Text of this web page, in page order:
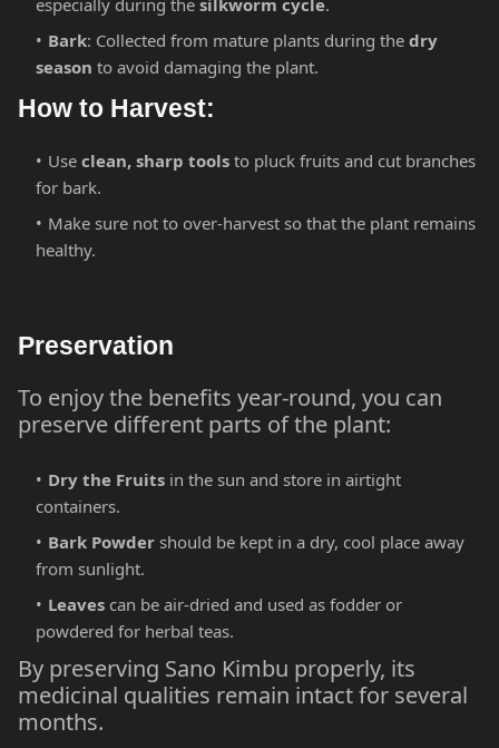
Bark: Collected from mature plants during the dry
season to avoid damaging the plant.
How to Harvest:
Use clean, sharp tools to pluck fruits and cut branches
for bark.
Make sure not to over-harvest so that the plant remains
healthy.
Preservation
To enjoy the benefits year-round, you can
preserve different parts of the plant:
Dry the Fruits in the sun and store in airtight
containers.
Bark Powder should be kept in a dry, cool place away
from sunlight.
Leaves can be air-dried and used as fodder or
powdered for herbal teas.
By preserving Sano Kimbu properly, its
medicinal qualities remain intact for several
months.